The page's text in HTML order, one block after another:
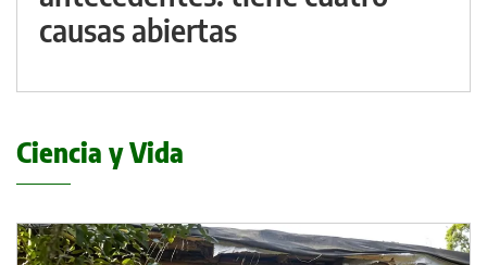
causas abiertas
Ciencia y Vida